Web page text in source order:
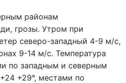
районам
грозы. Утром при
северо-западный 4-9 м/с,
9-14 м/с. Температура
по западным и северным
+29°, местами по